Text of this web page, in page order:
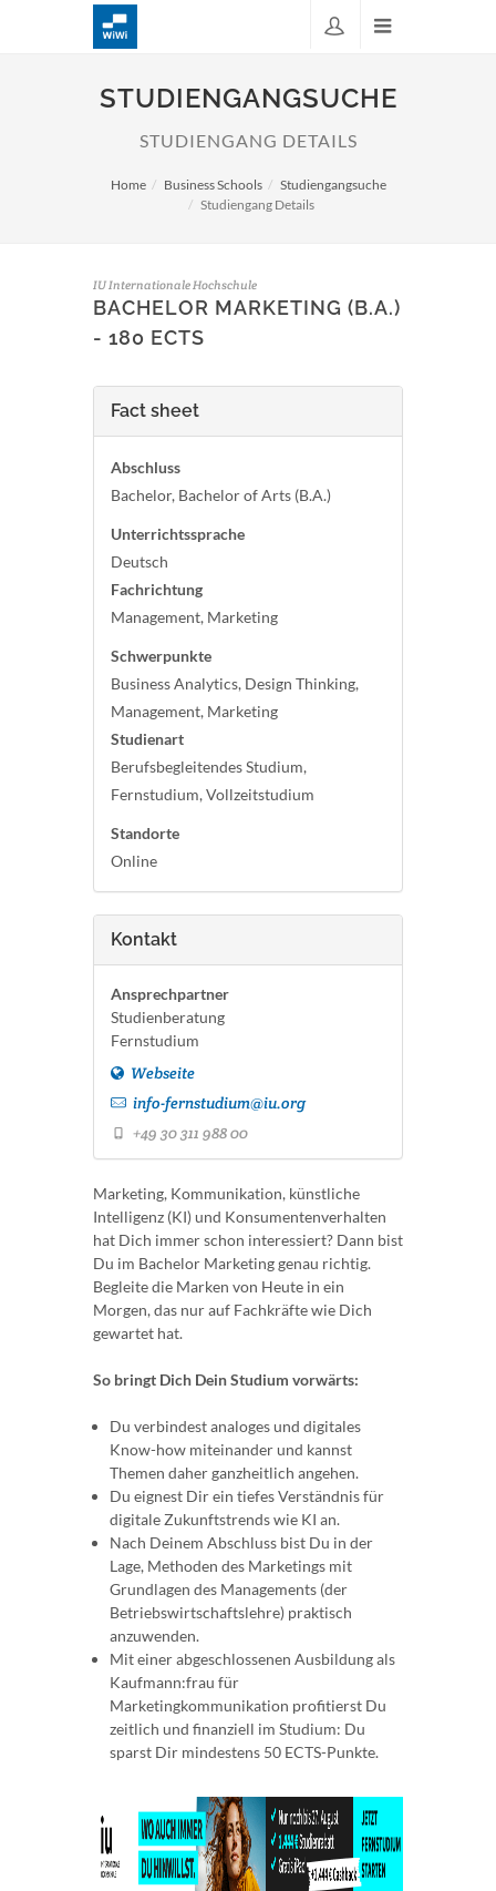
STUDIENGANGSUCHE
STUDIENGANG DETAILS
Home Business Schools
Studiengangsuche
Studiengang Details
IU Internationale Hochschule
BACHELOR MARKETING (B.A.)
- 180 ECTS
Fact sheet
Abschluss
Bachelor, Bachelor of Arts (B.A.)
Unterrichtssprache
Deutsch
Fachrichtung
Management, Marketing
Schwerpunkte
Business Analytics, Design Thinking,
Management, Marketing
Studienart
Berufsbegleitendes Studium,
Fernstudium, Vollzeitstudium
Standorte
Online
Kontakt
Ansprechpartner
Studienberatung
Fernstudium
Webseite
info-fernstudium@iu.org
+49 30 311 988 00
Marketing, Kommunikation, künstliche
Intelligenz (KI) und Konsumentenverhalten
hat Dich immer schon interessiert? Dann bist
Du im Bachelor Marketing genau richtig.
Begleite die Marken von Heute in ein
Morgen, das nur auf Fachkräfte wie Dich
gewartet hat.
So bringt Dich Dein Studium vorwärts:
Du verbindest analoges und digitales
Know-how miteinander und kannst
Themen daher ganzheitlich angehen.
Du eignest Dir ein tiefes Verständnis für
digitale Zukunftstrends wie KI an.
Nach Deinem Abschluss bist Du in der
Lage, Methoden des Marketings mit
Grundlagen des Managements (der
Betriebswirtschaftslehre) praktisch
anzuwenden.
Mit einer abgeschlossenen Ausbildung als
Kaufmann:frau für
Marketingkommunikation profitierst Du
zeitlich und finanziell im Studium: Du
sparst Dir mindestens 50 ECTS-Punkte.